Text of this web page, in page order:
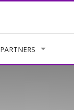
PARTNERS